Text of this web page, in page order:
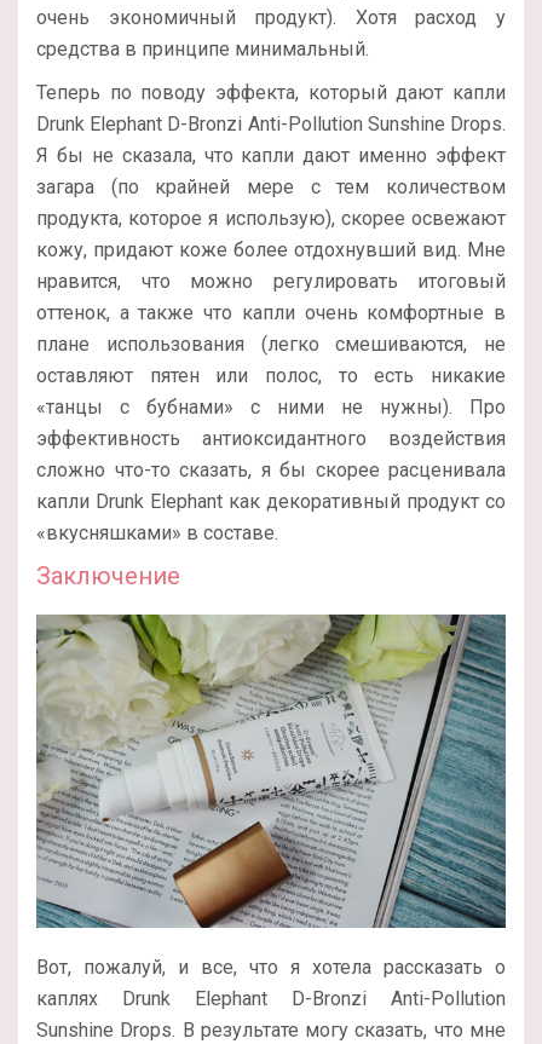
очень экономичный продукт). Хотя расход у
средства в принципе минимальный.
Теперь по поводу эффекта, который дают капли
Drunk Elephant D-Bronzi Anti-Pollution Sunshine Drops.
Я бы не сказала, что капли дают именно эффект
загара (по крайней мере с тем количеством
продукта, которое я использую), скорее освежают
кожу, придают коже более отдохнувший вид. Мне
нравится, что можно регулировать итоговый
оттенок, а также что капли очень комфортные в
плане использования (легко смешиваются, не
оставляют пятен или полос, то есть никакие
«танцы с бубнами» с ними не нужны). Про
эффективность антиоксидантного воздействия
сложно что-то сказать, я бы скорее расценивала
капли Drunk Elephant как декоративный продукт со
«вкусняшками» в составе.
Заключение
Вот, пожалуй, и все, что я хотела рассказать о
каплях Drunk Elephant D-Bronzi Anti-Pollution
Sunshine Drops. В результате могу сказать, что мне